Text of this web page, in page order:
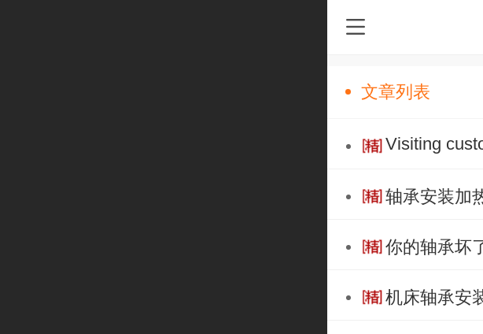
文章列表
Visiting
轴承安装加
你的轴承坏
机床轴承安